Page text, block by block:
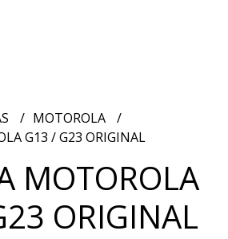
MOTOROLA
G13 / G23 ORIGINAL
MOTOROLA
ORIGINAL